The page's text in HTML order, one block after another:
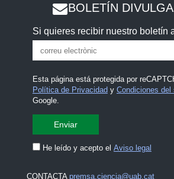
BOLETÍN
Si quieres recibir nuestro boletín
Esta página está protegida por
Política de Privacidad y Condiciones del
Google.
He leído y acepto el Aviso legal
CONTACTA premsa.ciencia@uab.cat